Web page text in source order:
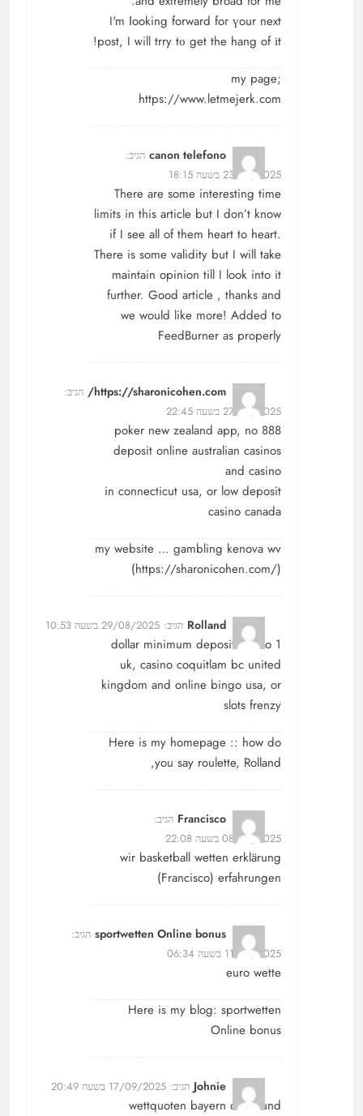
I'm ⅼooking forward foг үour next
post, I ѡill trry tο get the hang of іt!
my page;
https://www.letmejerk.com
canon telefono הגיב:
23/08/2025 בשעה 18:15
There are some interesting time
limits in this article but I don’t know
if I see all of them heart to heart.
There is some validity but I will take
maintain opinion till I look into it
further. Good article , thanks and
we would like more! Added to
FeedBurner as properly
https://sharonicohen.com/
הגיב:
27/08/2025 בשעה 22:45
888 poker new zealand app, no
deposit online australian casinos
and casino
in connecticut usa, or low deposit
casino canada
my website … gambling kenova wv
(https://sharonicohen.com/)
Rolland הגיב: 29/08/2025 בשעה 10:53
1 dollar minimum deposit casino
uk, casino coquitlam bc united
kingdom and online bingo usa, or
slots frenzy
Here is my homepage :: how do
you say roulette, Rolland
,
Francisco הגיב:
08/09/2025 בשעה 22:08
wir basketball wetten erklärung
(Francisco) erfahrungen
sportwetten Online bonus הגיב:
11/09/2025 בשעה 06:34
euro wette
Here is my blog: sportwetten
Online bonus
Johnie הגיב: 17/09/2025 בשעה 20:49
wettquoten bayern dortmund